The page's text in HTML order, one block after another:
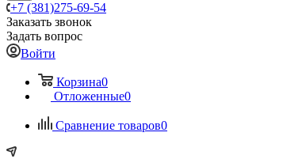
+7 (381)275-69-54
Заказать звонок
Задать вопрос
Войти
Корзина0
Отложенные0
Сравнение товаров0